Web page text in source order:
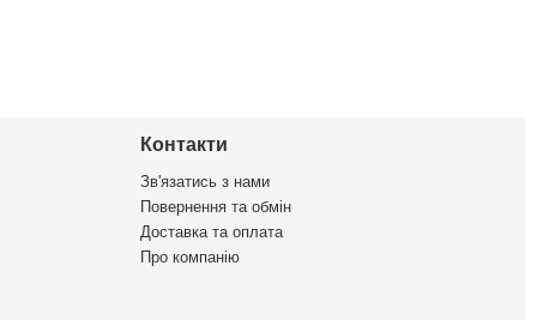
Контакти
Зв'язатись з нами
Повернення та обмін
Доставка та оплата
Про компанію